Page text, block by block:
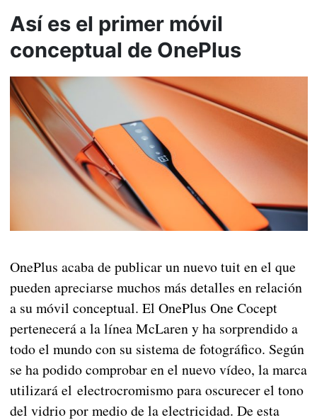
Así es el primer móvil
conceptual de OnePlus
OnePlus acaba de publicar un nuevo tuit en el que
pueden apreciarse muchos más detalles en relación
a su móvil conceptual. El OnePlus One Cocept
pertenecerá a la línea McLaren y ha sorprendido a
todo el mundo con su sistema de fotográfico. Según
se ha podido comprobar en el nuevo vídeo, la marca
utilizará el electrocromismo para oscurecer el tono
del vidrio por medio de la electricidad. De esta